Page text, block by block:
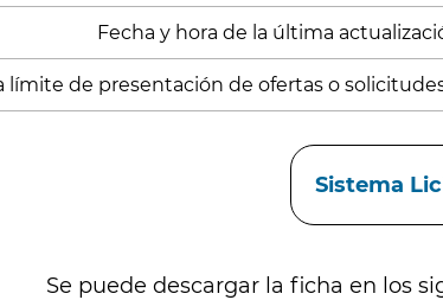
Fecha y hora de la última
límite de presentación de ofertas o
Sistema
Se puede descargar la ficha en los